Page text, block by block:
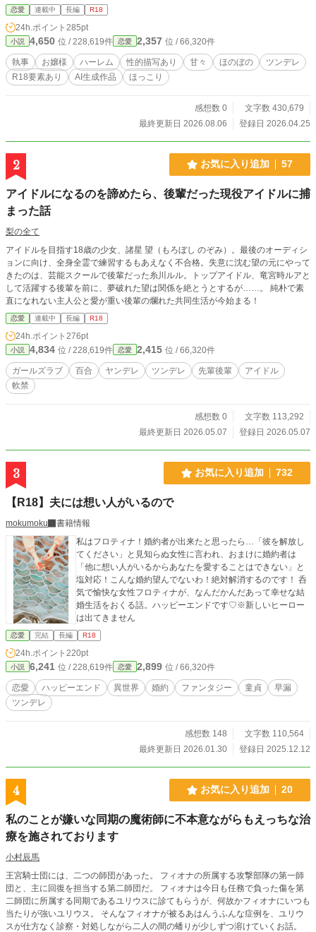
恋愛 連載中 長編 R18
24h.ポイント 285pt
小説 4,650 位 / 228,619件 恋愛 2,357 位 / 66,320件
執事 お嬢様 ハーレム 性的描写あり 甘々 ほのぼの
ツンデレ
R18要素あり
AI生成作品 ほっこり
感想数 0
文字数 430,679
最終更新日 2026.08.06
登録日 2026.04.25
2 お気に入り追加 57
アイドルになるのを諦めたら、後輩だった現役アイドルに捕
まった話
梨の全て
アイドルを目指す18歳の少女、諸星 望（もろぼし のぞみ）。最後のオーディシ
ョンに向け、全身全霊で練習するもあえなく不合格。失意に沈む望の元にやって
きたのは、芸能スクールで後輩だった糸川ルル。トップアイドル、竜宮時ルアと
して活躍する後輩を前に、夢破れた望は関係を絶とうとするが……。 純朴で素
直になれない主人公と愛が重い後輩の爛れた共同生活が今始まる！
恋愛 連載中 長編 R18
24h.ポイント 276pt
小説 4,834 位 / 228,619件 恋愛 2,415 位 / 66,320件
ガールズラブ 百合 ヤンデレ ツンデレ 先輩後輩
アイドル
軟禁
感想数 0
文字数 113,292
最終更新日 2026.05.07
登録日 2026.05.07
3 お気に入り追加 732
【R18】夫には想い人がいるので
mokumoku
書籍情報
私はフロティナ！婚約者が出来たと思ったら…「彼を解放し
てください」と見知らぬ女性に言われ、おまけに婚約者は
「他に想い人がいるからあなたを愛することはできない」と
塩対応！こんな婚約望んでないわ！絶対解消するのです！ 呑
気で愉快な女性フロティナが、なんだかんだあって幸せな結
婚生活をおくる話。ハッピーエンドです♡※新しいヒーロー
は出てきません
恋愛 完結 長編 R18
24h.ポイント 220pt
小説 6,241 位 / 228,619件 恋愛 2,899 位 / 66,320件
恋愛 ハッピーエンド 異世界 婚約 ファンタジー 童貞
早漏
ツンデレ
感想数 148
文字数 110,564
最終更新日 2026.01.30
登録日 2025.12.12
4 お気に入り追加 20
私のことが嫌いな同期の魔術師に不本意ながらもえっちな治
療を施されております
小村辰馬
王宮騎士団には、二つの師団があった。 フィオナの所属する攻撃部隊の第一師
団と、主に回復を担当する第二師団だ。 フィオナは今日も任務で負った傷を第
二師団に所属する同期であるユリウスに診てもらうが、何故かフィオナにいつも
当たりが強いユリウス。 そんなフィオナが被るあはんうふんな症例を、ユリウ
スが仕方なく診察・対処しながら二人の間の蟠りが少しずつ溶けていくお話。